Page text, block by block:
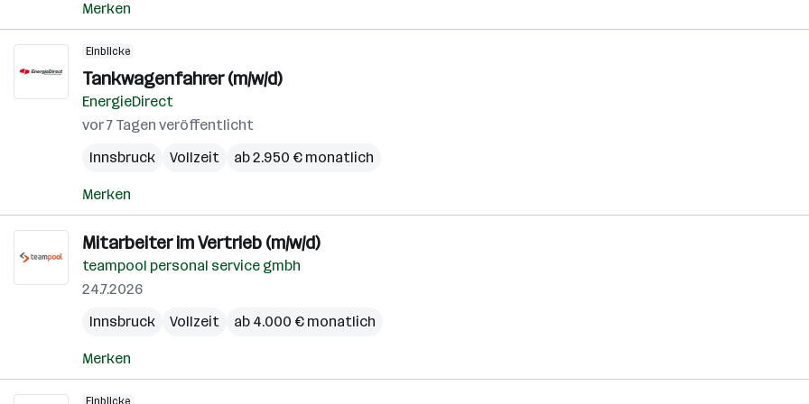
Merken
Einblicke
Tankwagenfahrer (m/w/d)
EnergieDirect
vor 7 Tagen veröffentlicht
Innsbruck
Vollzeit ab 2.950 € monatlich
Merken
Mitarbeiter im Vertrieb (m/w/d)
teampool personal service gmbh
24.7.2026
Innsbruck
Vollzeit ab 4.000 € monatlich
Merken
Einblicke